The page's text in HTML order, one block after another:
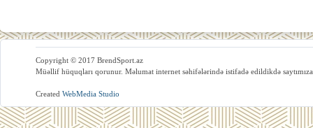
Copyright © 2017 BrendSport.az
Müəllif hüquqları qorunur. Məlumat internet səhifələrində istifadə edildikdə
Created WebMedia Studio